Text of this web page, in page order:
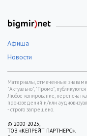
Афиша
Новости
Материалы, отмеченные знаками
"Актуально", "Промо",
Любое копирование,
произведений и/или
- строго запрещено.
© 2000-2025,
ТОВ «КЕПРЕЙТ ПАРТНЕРС».